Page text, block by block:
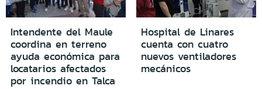
Intendente del Maule
coordina en terreno
ayuda económica para
locatarios afectados
por incendio en Talca
Hospital de Linares
cuenta con cuatro
nuevos ventiladores
mecánicos